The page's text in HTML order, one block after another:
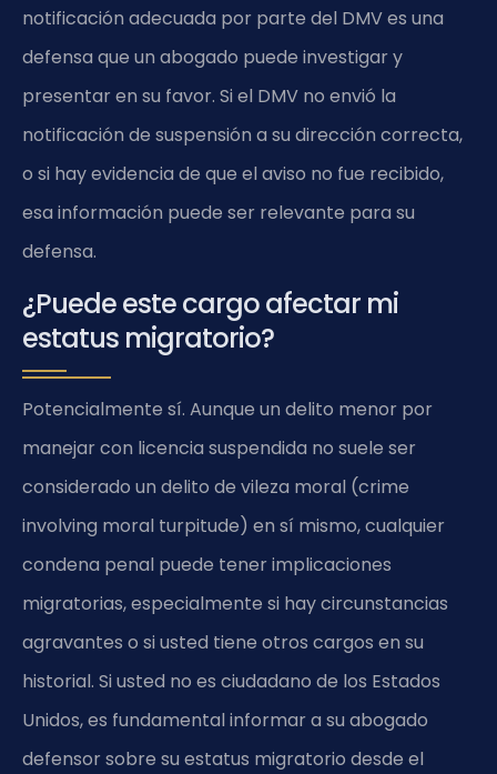
notificación adecuada por parte del DMV es una
defensa que un abogado puede investigar y
presentar en su favor. Si el DMV no envió la
notificación de suspensión a su dirección correcta,
o si hay evidencia de que el aviso no fue recibido,
esa información puede ser relevante para su
defensa.
¿Puede este cargo afectar mi
estatus migratorio?
Potencialmente sí. Aunque un delito menor por
manejar con licencia suspendida no suele ser
considerado un delito de vileza moral (crime
involving moral turpitude) en sí mismo, cualquier
condena penal puede tener implicaciones
migratorias, especialmente si hay circunstancias
agravantes o si usted tiene otros cargos en su
historial. Si usted no es ciudadano de los Estados
Unidos, es fundamental informar a su abogado
defensor sobre su estatus migratorio desde el